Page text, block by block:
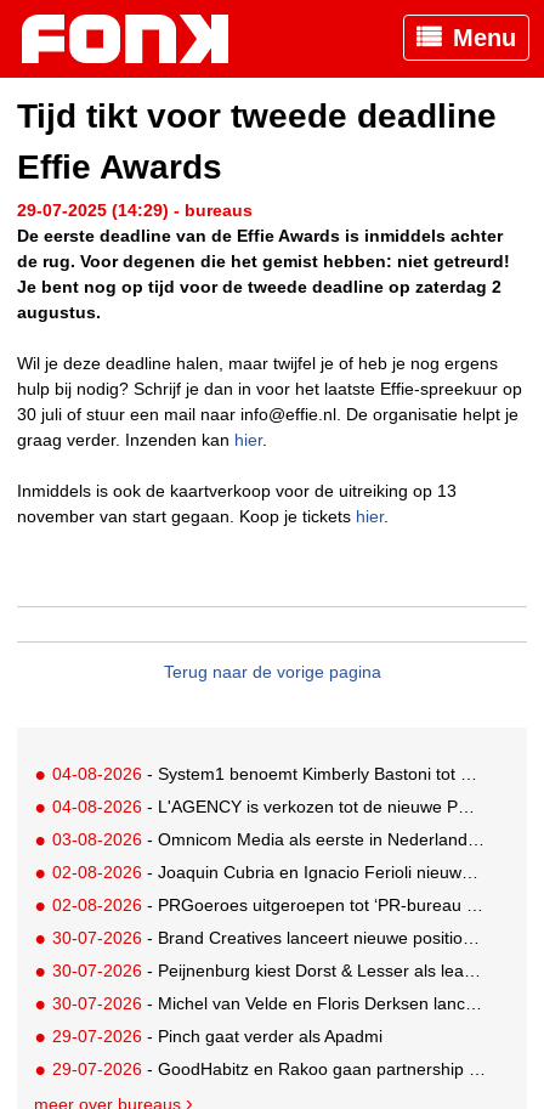
Menu
Tijd tikt voor tweede deadline
Effie Awards
29-07-2025 (14:29) - bureaus
De eerste deadline van de Effie Awards is inmiddels achter
de rug. Voor degenen die het gemist hebben: niet getreurd!
Je bent nog op tijd voor de tweede deadline op zaterdag 2
augustus.
Wil je deze deadline halen, maar twijfel je of heb je nog ergens
hulp bij nodig? Schrijf je dan in voor het laatste Effie-spreekuur op
30 juli of stuur een mail naar info@effie.nl. De organisatie helpt je
graag verder. Inzenden kan hier.
Inmiddels is ook de kaartverkoop voor de uitreiking op 13
november van start gegaan. Koop je tickets hier.
Terug naar de vorige pagina
04-08-2026 - System1 benoemt Kimberly Bastoni tot Gobal Chief Commercial Officer
04-08-2026 - L'AGENCY is verkozen tot de nieuwe PR-partner van KoRo
03-08-2026 - Omnicom Media als eerste in Nederland actief met advertenties in ChatGPT
02-08-2026 - Joaquin Cubria en Ignacio Ferioli nieuwe Global CCO’s GUT, Renata Neumann Global Head of Production
02-08-2026 - PRGoeroes uitgeroepen tot ‘PR-bureau van het jaar 2026’
30-07-2026 - Brand Creatives lanceert nieuwe positionering: Create to Celebrate
30-07-2026 - Peijnenburg kiest Dorst & Lesser als lead social agency
30-07-2026 - Michel van Velde en Floris Derksen lanceren I.C.Y. group: drie specialistische bureaus, één visie op groei
29-07-2026 - Pinch gaat verder als Apadmi
29-07-2026 - GoodHabitz en Rakoo gaan partnership aan voor geïntegreerde talentontwikkeling
meer over bureaus